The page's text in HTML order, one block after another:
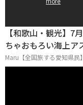
【和歌山・観光】7
ちゃおもろい海上ア
Maru【全国旅する愛知県